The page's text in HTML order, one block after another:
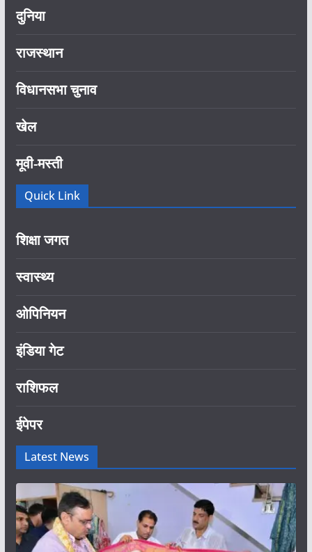
दुनिया
राजस्थान
विधानसभा चुनाव
खेल
मूवी-मस्ती
Quick Link
शिक्षा जगत
स्वास्थ्य
ओपिनियन
इंडिया गेट
राशिफल
ईपेपर
Latest News